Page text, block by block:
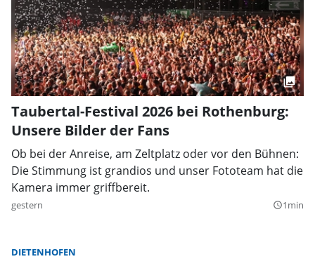
Taubertal-Festival 2026 bei Rothenburg:
Unsere Bilder der Fans
Ob bei der Anreise, am Zeltplatz oder vor den Bühnen:
Die Stimmung ist grandios und unser Fototeam hat die
Kamera immer griffbereit.
gestern query_builder1min
DIETENHOFEN